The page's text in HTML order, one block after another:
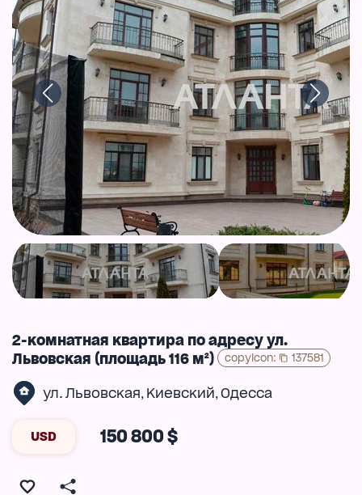
2-комнатная квартира по адресу ул.
Львовская (площадь 116 м²)
copyIcon: 137581
ул. Львовская, Киевский, Одесса
USD 150 800 $